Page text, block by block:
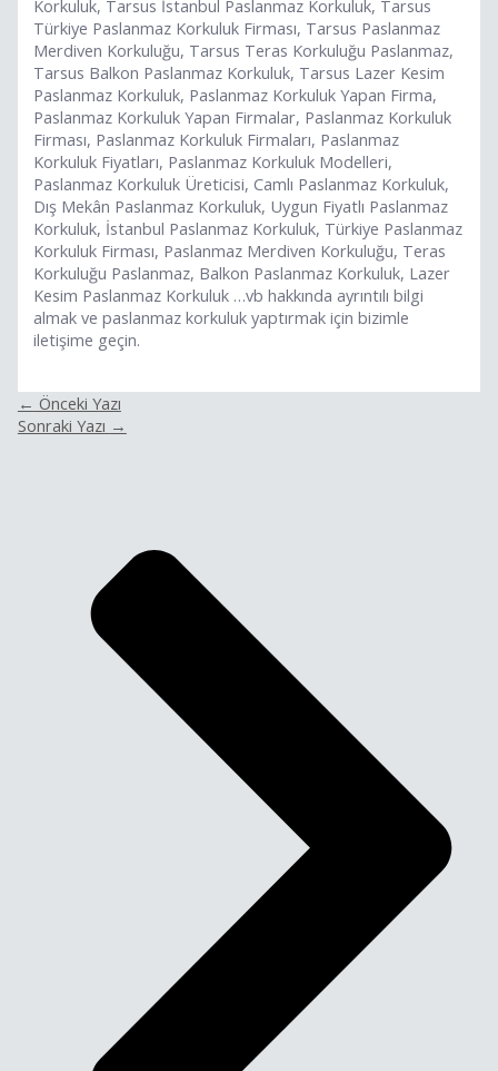
Korkuluk, Tarsus İstanbul Paslanmaz Korkuluk, Tarsus
Türkiye Paslanmaz Korkuluk Firması, Tarsus Paslanmaz
Merdiven Korkuluğu, Tarsus Teras Korkuluğu Paslanmaz,
Tarsus Balkon Paslanmaz Korkuluk, Tarsus Lazer Kesim
Paslanmaz Korkuluk, Paslanmaz Korkuluk Yapan Firma,
Paslanmaz Korkuluk Yapan Firmalar, Paslanmaz Korkuluk
Firması, Paslanmaz Korkuluk Firmaları, Paslanmaz
Korkuluk Fiyatları, Paslanmaz Korkuluk Modelleri,
Paslanmaz Korkuluk Üreticisi, Camlı Paslanmaz Korkuluk,
Dış Mekân Paslanmaz Korkuluk, Uygun Fiyatlı Paslanmaz
Korkuluk, İstanbul Paslanmaz Korkuluk, Türkiye Paslanmaz
Korkuluk Firması, Paslanmaz Merdiven Korkuluğu, Teras
Korkuluğu Paslanmaz, Balkon Paslanmaz Korkuluk, Lazer
Kesim Paslanmaz Korkuluk …vb hakkında ayrıntılı bilgi
almak ve paslanmaz korkuluk yaptırmak için bizimle
iletişime geçin.
← Önceki Yazı
Sonraki Yazı →